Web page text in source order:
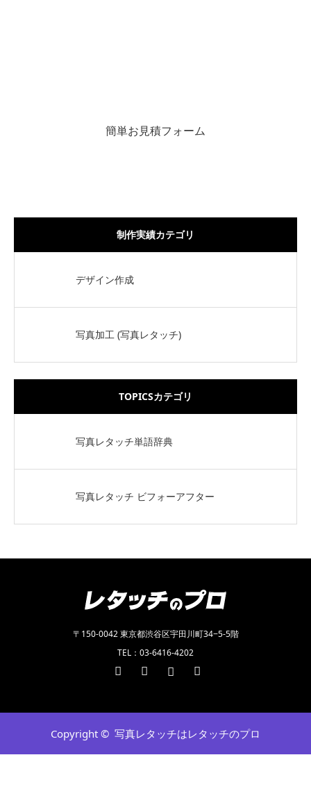
簡単お見積フォーム
制作実績カテゴリ
デザイン作成
写真加工 (写真レタッチ)
TOPICSカテゴリ
写真レタッチ単語辞典
写真レタッチ ビフォーアフター
〒150-0042 東京都渋谷区宇田川町34−5-5階
TEL：03-6416-4202
InstagramRSS
Copyright © 写真レタッチはレタッチのプロ